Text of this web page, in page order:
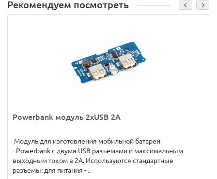
Рекомендуем посмотреть
Powerbank модуль 2хUSB 2А
Модуль для изготовления мобильной батареи
- Powerbank c двумя USB разъемами и максимальным
выходным током в 2А. Используются стандартные
разъемы: для питания - ..